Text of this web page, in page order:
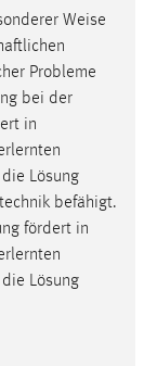
Weise
Probleme
bei der
in
Lösung
befähigt.
fördert in
Lösung